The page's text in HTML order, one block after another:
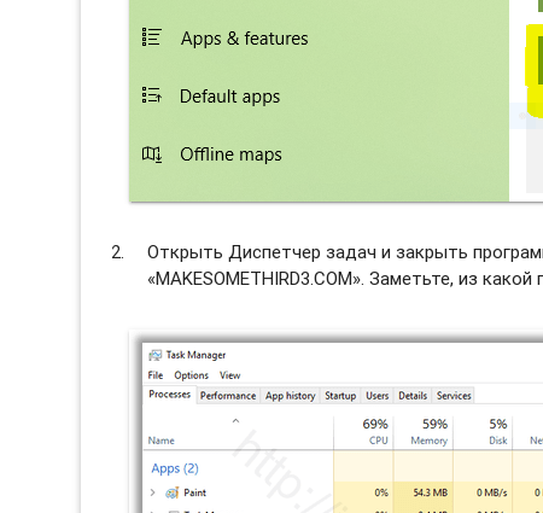
Открыть Диспетчер задач и закрыть
«MAKESOMETHIRD3.COM». Заметьте, из